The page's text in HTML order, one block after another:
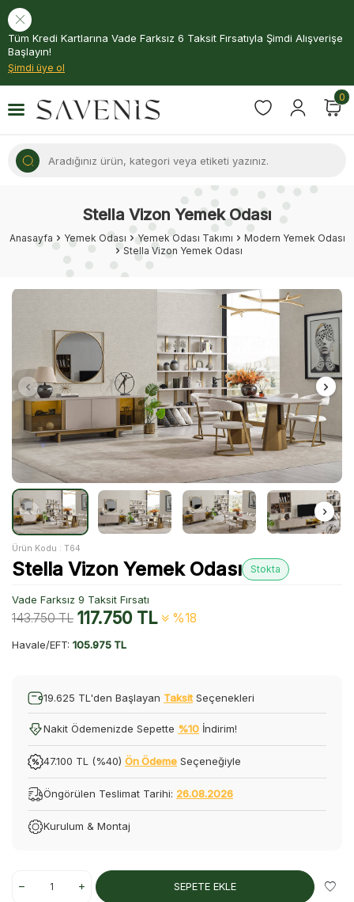
Tüm Kredi Kartlarına Vade Farksız 6 Taksit Fırsatıyla Şimdi Alışverişe
Başlayın!
Şimdi üye ol
0
Stella Vizon Yemek Odası
Anasayfa Yemek Odası Yemek Odası Takımı
Modern Yemek Odası
Stella Vizon Yemek Odası
Ürün Kodu : T64
Stella Vizon Yemek Odası Stokta
Vade Farksız 9 Taksit Fırsatı
143.750TL 117.750TL %18
Havale/EFT: 105.975 TL
19.625 TL'den Başlayan Taksit Seçenekleri
Nakit Ödemenizde Sepette %10 İndirim!
47.100 TL (%40) Ön Ödeme Seçeneğiyle
Öngörülen Teslimat Tarihi: 26.08.2026
Kurulum & Montaj
SEPETE EKLE